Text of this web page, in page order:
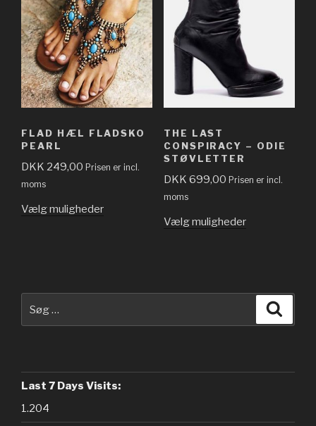
FLAD HÆL FLADSKO
PEARL
DKK 249,00 Prisen er incl.
moms
Vælg muligheder
THE LAST
CONSPIRACY – ODIE
STØVLETTER
DKK 699,00 Prisen er incl.
moms
Vælg muligheder
efter:
Last 7 Days Visits:
1.204